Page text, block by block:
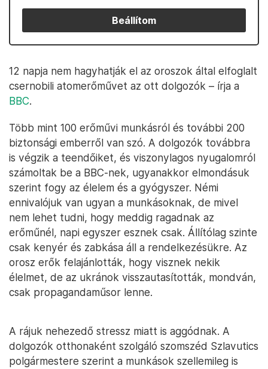
Beállítom
12 napja nem hagyhatják el az oroszok által elfoglalt
csernobili atomerőművet az ott dolgozók – írja a
BBC.
Több mint 100 erőművi munkásról és további 200
biztonsági emberről van szó. A dolgozók továbbra
is végzik a teendőiket, és viszonylagos nyugalomról
számoltak be a BBC-nek, ugyanakkor elmondásuk
szerint fogy az élelem és a gyógyszer. Némi
ennivalójuk van ugyan a munkásoknak, de mivel
nem lehet tudni, hogy meddig ragadnak az
erőműnél, napi egyszer esznek csak. Állítólag szinte
csak kenyér és zabkása áll a rendelkezésükre. Az
orosz erők felajánlották, hogy visznek nekik
élelmet, de az ukránok visszautasították, mondván,
csak propagandaműsor lenne.
A rájuk nehezedő stressz miatt is aggódnak. A
dolgozók otthonaként szolgáló szomszéd Szlavutics
polgármestere szerint a munkások szellemileg is